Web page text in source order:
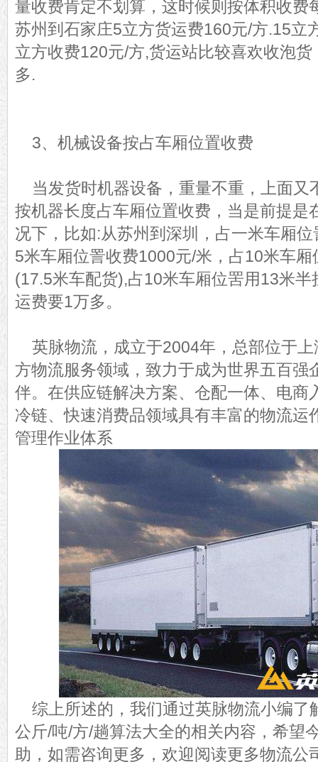
量收费肯定不划算，这时候则按体积收费
苏州到石家庄5立方货运费160元/方.15立
立方收费120元/方,货运站比较喜欢收泡
多.
3、机械设备按占车厢位置收费
当发货时机器设备，重量不重，上面又
按机器长度占车厢位置收费，当是前提是
况下，比如:从苏州到深圳，占一米车厢
5米车厢位詈收费1000元/米，占10米车
(17.5米车配货),占10米车厢位罟用13米半
运费要1万多。
英脉物流，成立于2004年，总部位于
方物流服务领域，致力于成为世界五百强
伴。在供应链解决方案、仓配一体、电商
冷链、快速消费品领域具有丰富的物流运
管理作业体系
综上所述的，我们通过英脉物流小编了
公斤/吨/方/趟算法大全的相关内容，希望
助，如需咨询更多，欢迎阅读更多物流公